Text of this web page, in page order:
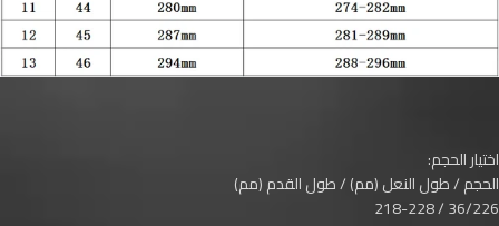
اختيار الحجم:
الحجم / طول النعل (مم) / طول القدم (مم)
36/226 / 218-228